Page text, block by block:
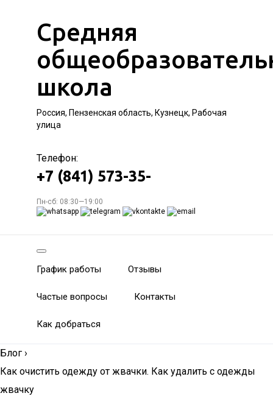
Средняя
школа
Россия, Пензенская область, Кузнецк, Рабочая
улица
Телефон:
+7 (841) 573-35-
Пн-сб: 08:30—19:00
График работы Отзывы
Частые вопросы Контакты
Как добраться
Блог ›
Как очистить одежду от жвачки. Как удалить с одежды
жвачку